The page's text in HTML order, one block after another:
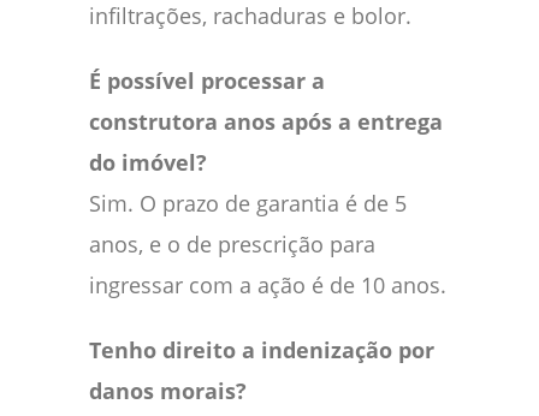
infiltrações, rachaduras e bolor.
É possível processar a
construtora anos após a entrega
do imóvel?
Sim. O prazo de garantia é de 5
anos, e o de prescrição para
ingressar com a ação é de 10 anos.
Tenho direito a indenização por
danos morais?